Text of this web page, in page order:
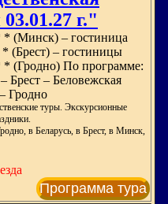
г."
(Минск) – гостиница
– гостиницы
По программе:
– Беловежская
Гродно
туры. Экскурсионные
в Беларусь, в Брест, в Минск,
Программа тура